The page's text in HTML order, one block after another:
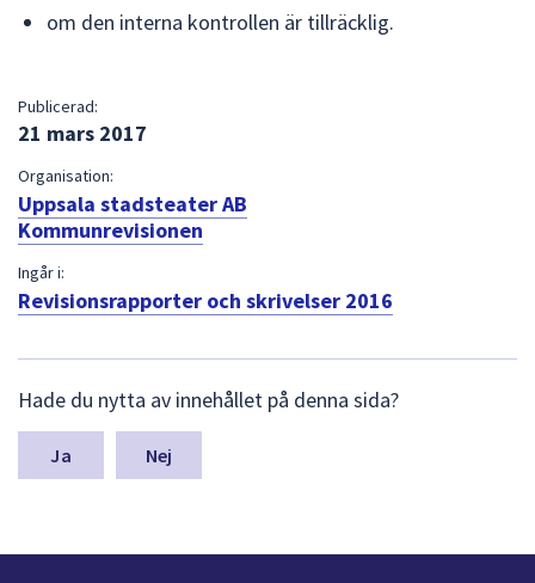
om den interna kontrollen är tillräcklig.
Publicerad:
21 mars 2017
Organisation:
Uppsala stadsteater AB
Kommunrevisionen
Ingår i:
Revisionsrapporter och skrivelser 2016
ä
m
a
n
Hade du nytta av innehållet på denna sida?
Nej